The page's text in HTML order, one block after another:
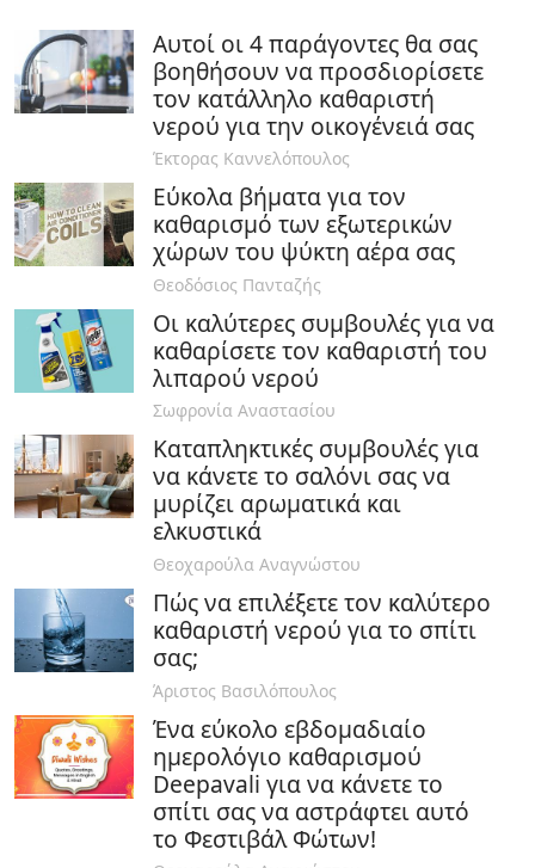
Αυτοί οι 4 παράγοντες θα σας
βοηθήσουν να προσδιορίσετε
τον κατάλληλο καθαριστή
νερού για την οικογένειά σας
Έκτορας Καννελόπουλος
Εύκολα βήματα για τον
καθαρισμό των εξωτερικών
χώρων του ψύκτη αέρα σας
Θεοδόσιος Πανταζής
Οι καλύτερες συμβουλές για να
καθαρίσετε τον καθαριστή του
λιπαρού νερού
Σωφρονία Αναστασίου
Καταπληκτικές συμβουλές για
να κάνετε το σαλόνι σας να
μυρίζει αρωματικά και
ελκυστικά
Θεοχαρούλα Αναγνώστου
Πώς να επιλέξετε τον καλύτερο
καθαριστή νερού για το σπίτι
σας;
Άριστος Βασιλόπουλος
Ένα εύκολο εβδομαδιαίο
ημερολόγιο καθαρισμού
Deepavali για να κάνετε το
σπίτι σας να αστράφτει αυτό
το Φεστιβάλ Φώτων!